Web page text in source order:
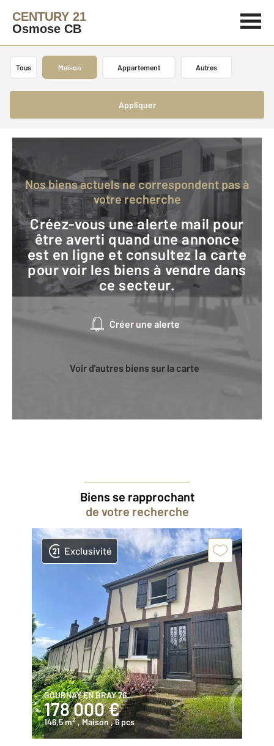
CENTURY 21
Osmose CB
Tous Maison Appartement Autres
Appliquer
Nos biens actuels ne correspondent pas à
votre recherche
Créez-vous une alerte mail pour
être averti quand une annonce
est en ligne et consultez la carte
pour voir les biens à vendre dans
ce secteur.
Créer une alerte
Voir d'autres biens sur la carte
Biens se rapprochant
de votre recherche
Exclusivité
GOURNAY EN BRAY 76
178 000 €
146,5 m2 , Maison, 6 pcs